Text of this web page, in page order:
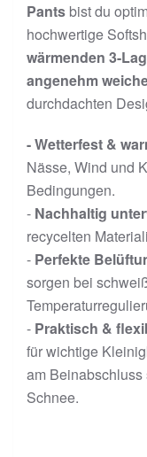
Pants bist du
hochwertige
wärmenden 3-
angenehm
durchdachten
- Wetterfest &
Nässe, Wind und
Bedingungen.
- Nachhaltig
recycelten
- Perfekte
sorgen bei
- Praktisch &
für wichtige
am Beinabschluss
Schnee.